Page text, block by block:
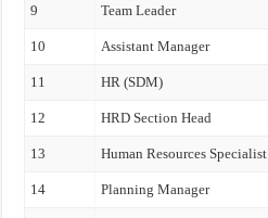
9 Team Leader
10 Assistant Manager
11 HR (SDM)
12 HRD Section Head
13 Human Resources Specialist
14 Planning Manager